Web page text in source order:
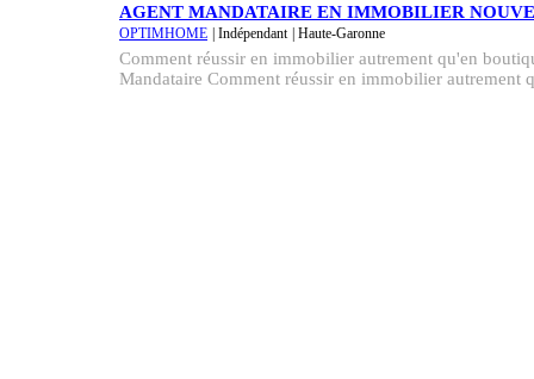
AGENT MANDATAIRE EN IMMOBILIER
OPTIMHOME | Indépendant | Haute-Garonne
Comment réussir en immobilier autrement qu'en
Mandataire Comment réussir en immobilier autrement